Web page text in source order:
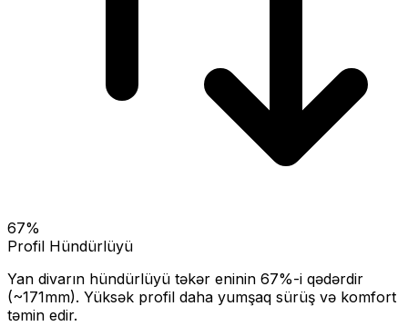
67%
Profil Hündürlüyü
Yan divarın hündürlüyü təkər eninin 67%-i qədərdir
(~171mm). Yüksək profil daha yumşaq sürüş və komfort
təmin edir.